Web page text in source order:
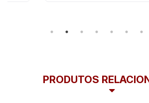
PRODUTOS